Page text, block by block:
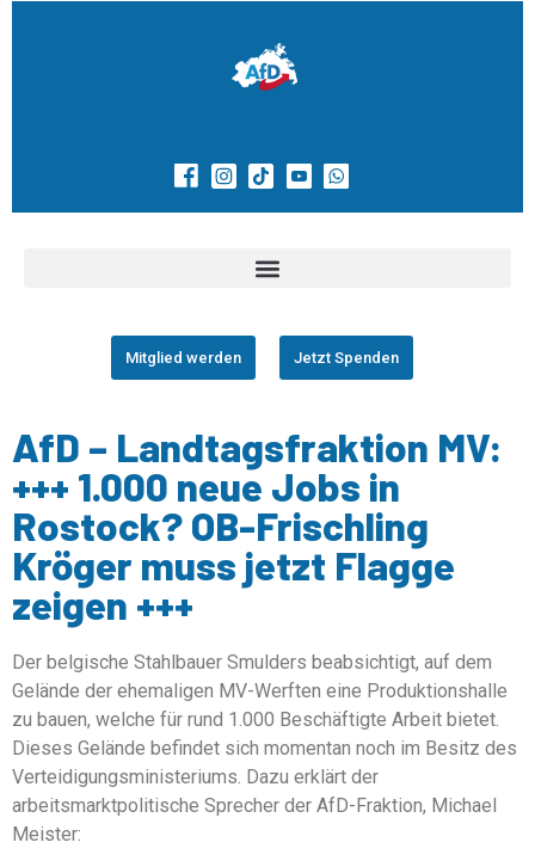
Mitglied werden Jetzt Spenden
AfD – Landtagsfraktion MV:
+++ 1.000 neue Jobs in
Rostock? OB-Frischling
Kröger muss jetzt Flagge
zeigen +++
Der belgische Stahlbauer Smulders beabsichtigt, auf dem
Gelände der ehemaligen MV-Werften eine Produktionshalle
zu bauen, welche für rund 1.000 Beschäftigte Arbeit bietet.
Dieses Gelände befindet sich momentan noch im Besitz des
Verteidigungsministeriums. Dazu erklärt der
arbeitsmarktpolitische Sprecher der AfD-Fraktion, Michael
Meister: